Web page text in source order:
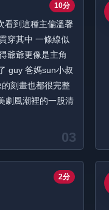
03
10分
看到這種主偏溫馨
穿其中 一條線似
爺爺更像是主角
guy 爸媽sun小叔
刻畫也都很完整
劇風潮裡的一股清
2分